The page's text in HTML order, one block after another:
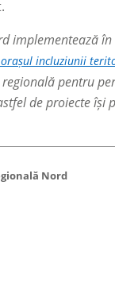
orașul incluziunii
pentru
de proiecte
Nord